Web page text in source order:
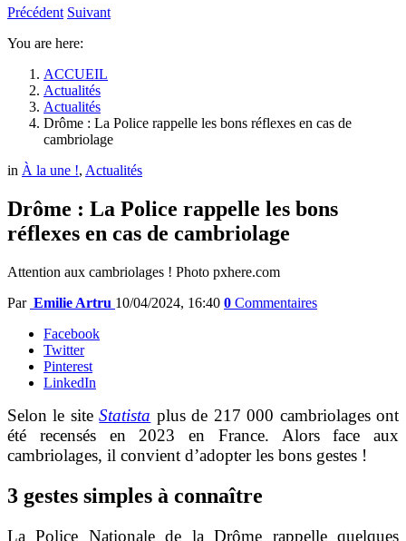
Précédent Suivant
You are here:
ACCUEIL
Actualités
Actualités
Drôme : La Police rappelle les bons réflexes en cas de
cambriolage
in À la une !, Actualités
Drôme : La Police rappelle les bons
réflexes en cas de cambriolage
Attention aux cambriolages ! Photo pxhere.com
Par Emilie Artru 10/04/2024, 16:40 0 Commentaires
Facebook
Twitter
Pinterest
LinkedIn
Selon le siteStatista plus de 217 000 cambriolages ont
été recensés en 2023 en France. Alors face aux
cambriolages, il convient d’adopter les bons gestes !
3 gestes simples à connaître
La Police Nationale de la Drôme rappelle quelques